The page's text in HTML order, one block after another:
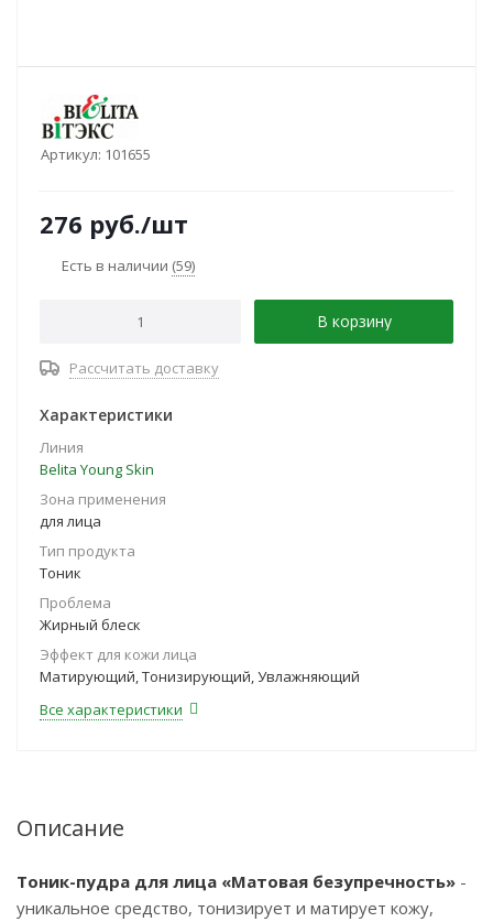
Артикул: 101655
276 руб./шт
Есть в наличии (59)
В корзину
Рассчитать доставку
Характеристики
Линия
Belita Young Skin
Зона применения
для лица
Тип продукта
Тоник
Проблема
Жирный блеск
Эффект для кожи лица
Матирующий, Тонизирующий, Увлажняющий
Все характеристики
Описание
Тоник-пудра для лица «Матовая безупречность» -
уникальное средство, тонизирует и матирует кожу,